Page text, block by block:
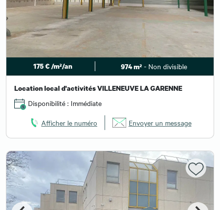
175 € /m²/an 974 m²- Non divisible
Location local d'activités VILLENEUVE LA GARENNE
Disponibilité : Immédiate
Afficher le numéro Envoyer un message